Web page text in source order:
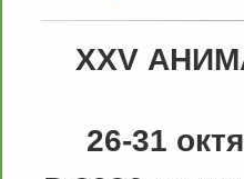
XXV
26-31